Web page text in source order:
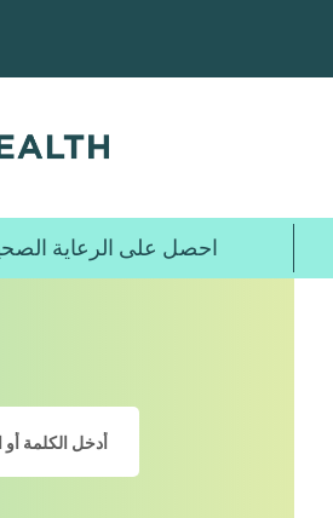
المحتوى
احصل على الرعاية